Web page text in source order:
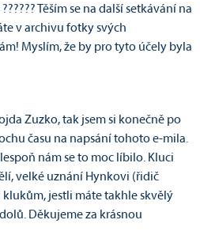
Těším se na další setkávání na
v archivu fotky svých
Myslím, že by pro tyto účely byla
Zuzko, tak jsem si konečně po
času na napsání tohoto e-mila.
nám se to moc líbilo. Kluci
velké uznání Hynkovi (řidič
jestli máte takhle skvělý
Děkujeme za krásnou